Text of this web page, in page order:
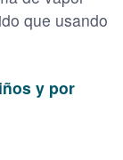
que usando
y por